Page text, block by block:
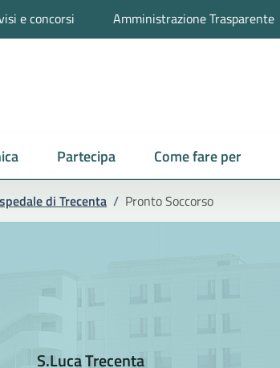
e concorsi Amministrazione Trasparente
Partecipa Come fare per
di Trecenta / Pronto Soccorso
S.Luca Trecenta